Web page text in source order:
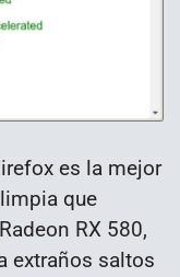
es la mejor
que
RX 580,
extraños saltos